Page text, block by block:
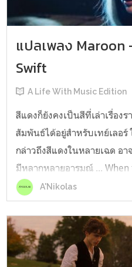
เสียง แต่ตัวเขายังคงเป็นเช่น
แปลเพลง Maroon
Swift
A Life With Music Edition
สีแดงก็ยังคงเป็นสีที่เล่าเรื่อง
สัมพันธ์ได้อยู่สำหรับเทย์เลอร์
กล่าวถึงสีแดงในหลายเฉด อ
มีหลากหลายอารมณ์ ... When
We were cleaning incense
'Cause we lost track of
with my feet in your lap...
A'Nikolas